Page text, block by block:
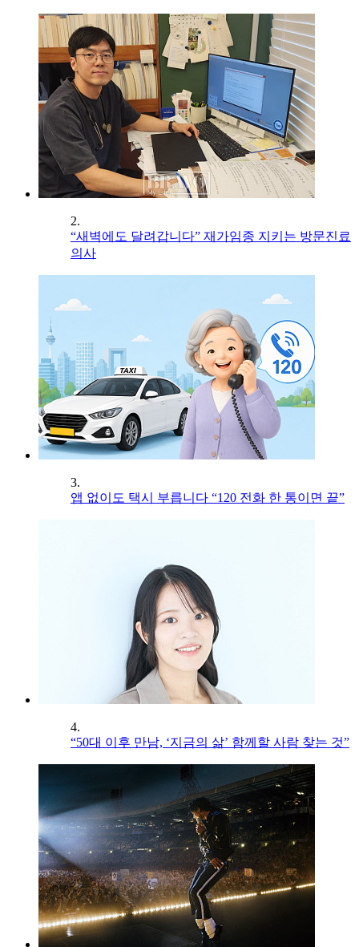
2.
“새벽에도 달려갑니다” 재가임종 지키는 방문진료
의사
3.
앱 없이도 택시 부릅니다 “120 전화 한 통이면 끝”
4.
“50대 이후 만남, ‘지금의 삶’ 함께할 사람 찾는 것”